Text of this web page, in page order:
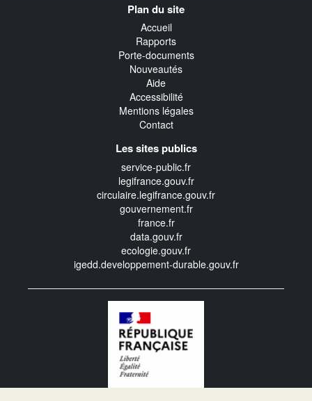
Plan du site
Accueil
Rapports
Porte-documents
Nouveautés
Aide
Accessibilité
Mentions légales
Contact
Les sites publics
service-public.fr
legifrance.gouv.fr
circulaire.legifrance.gouv.fr
gouvernement.fr
france.fr
data.gouv.fr
ecologie.gouv.fr
igedd.developpement-durable.gouv.fr